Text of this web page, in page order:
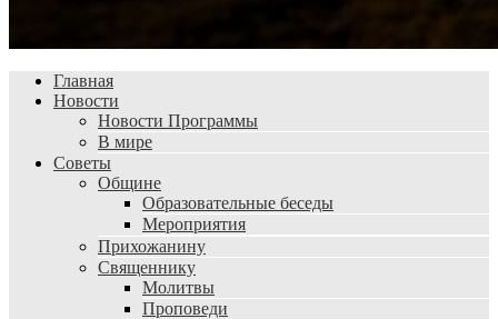
Главная
Новости
Новости Программы
В мире
Советы
Общине
Образовательные беседы
Мероприятия
Прихожанину
Священнику
Молитвы
Проповеди